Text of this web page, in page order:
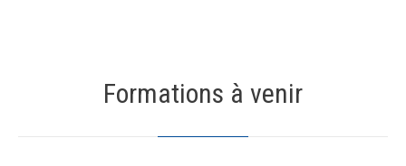
Formations à venir